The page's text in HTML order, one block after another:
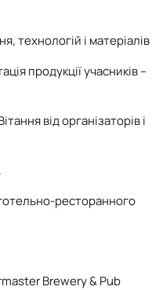
технологій і матеріалів
продукції учасників –
від організаторів і
ресторанного
Brewery & Pub